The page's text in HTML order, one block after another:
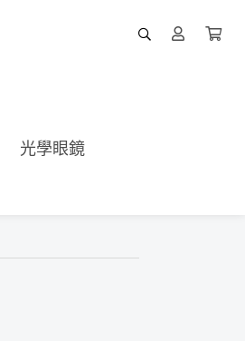
光學眼鏡